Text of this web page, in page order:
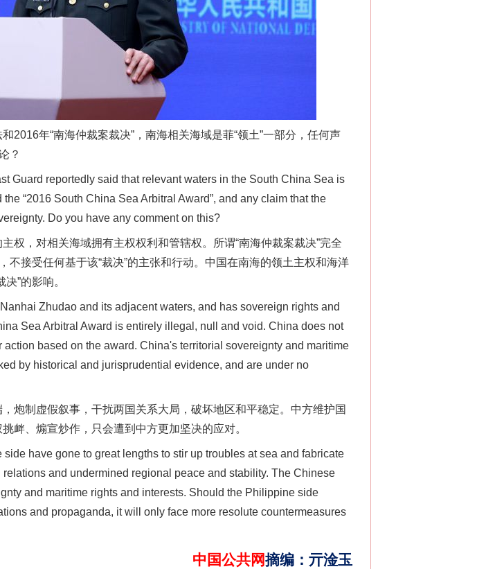
年“南海仲裁案裁决”，南海相关海域是菲“领土”一部分，任何声
？
reportedly said that relevant waters in the South China Sea is
“2016 South China Sea Arbitral Award”, and any claim that the
Do you have any comment on this?
，对相关海域拥有主权权利和管辖权。所谓“南海仲裁案裁决”完全
不接受任何基于该“裁决”的主张和行动。中国在南海的领土主权和海洋
”的影响。
Zhudao and its adjacent waters, and has sovereign rights and
Sea Arbitral Award is entirely illegal, null and void. China does not
based on the award. China's territorial sovereignty and maritime
by historical and jurisprudential evidence, and are under no
制虚假叙事，干扰两国关系大局，破坏地区和平稳定。中方维护国
衅、煽宣炒作，只会遭到中方更加坚决的应对。
have gone to great lengths to stir up troubles at sea and fabricate
and undermined regional peace and stability. The Chinese
and maritime rights and interests. Should the Philippine side
and propaganda, it will only face more resolute countermeasures
中国公共网摘编 ： 亓淦玉
“神药”背后的真相
有你温暖了四季 法官巧妙执行解纠纷
投资意愿榜揭晓 新中国诞生的见证